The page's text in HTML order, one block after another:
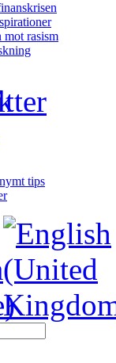
mot rasism
tips